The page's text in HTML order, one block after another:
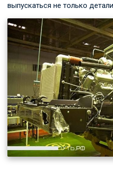
выпускаться не только